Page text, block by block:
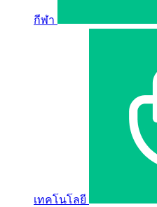
กีฬา
เทคโนโลยี